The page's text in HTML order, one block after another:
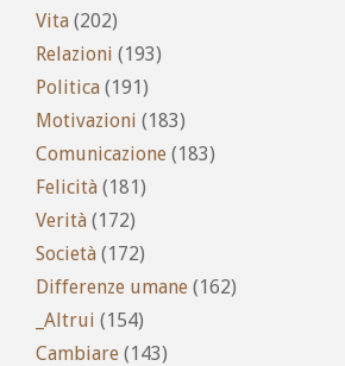
Vita (202)
Relazioni (193)
Politica (191)
Motivazioni (183)
Comunicazione (183)
Felicità (181)
Verità (172)
Società (172)
Differenze umane (162)
_Altrui (154)
Cambiare (143)